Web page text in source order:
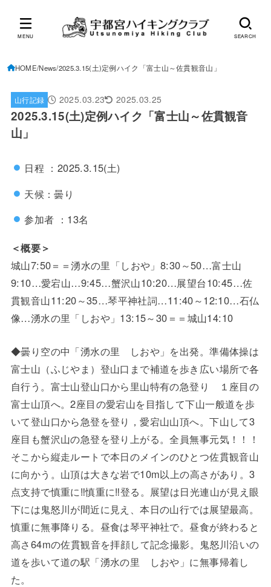
SEARCH
MENU
HOME News 2025.3.15(土)定例ハイク「富士山～佐貫観音山」
山行記録 2025.03.23 2025.03.25
2025.3.15(土)定例ハイク「富士山～佐貫観音
山」
日程 ：2025.3.15(土)
天候：曇り
参加者 ：13名
＜概要＞
城山7:50＝＝湧水の里「しおや」8:30～50…富士山
9:10…愛宕山…9:45…蟹沢山10:20…展望台10:45…佐
貫観音山11:20～35…琴平神社詞…11:40～12:10…石仏
像…湧水の里「しおや」13:15～30＝＝城山14:10
◆曇り空の中「湧水の里 しおや」を出発。準備体操は
富士山（ふじやま）登山口まで補道を歩き広い場所で各
自行う。富士山登山口から里山特有の急登り １座目の
富士山頂へ。2座目の愛宕山を目指して下山一般道を歩
いて登山口から急登を登り，愛宕山山頂へ。下山して3
座目も蟹沢山の急登を登り上がる。全員無事元気！！！
そこから縦走ルートで本日のメインのひとつ佐貫観音山
に向かう。山頂は大きな岩で10m以上の高さがあり。3
点支持で慎重に‼慎重に‼登る。展望は日光連山が見え眼
下には鬼怒川が間近に見え、本日の山行では展望最高。
慎重に無事降りる。昼食は琴平神社で。昼食が終わると
高さ64mの佐貫観音を拝顔して記念撮影。鬼怒川沿いの
道を歩いて道の駅「湧水の里 しおや」に無事帰着し
た。